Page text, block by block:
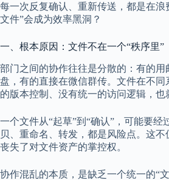
每一次反复确认、重新传送，都是在浪
文件”会成为效率黑洞？
一、根本原因：文件不在一个“秩序里”
部门之间的协作往往是分散的：有的
盘，有的直接在微信群传。文件在不
的版本控制、没有统一的访问逻辑，也
一个文件从“起草”到“确认”，可能要经
贝、重命名、转发，都是风险点。这
丧失了对文件资产的掌控权。
协作混乱的本质，是缺乏一个统一的“文